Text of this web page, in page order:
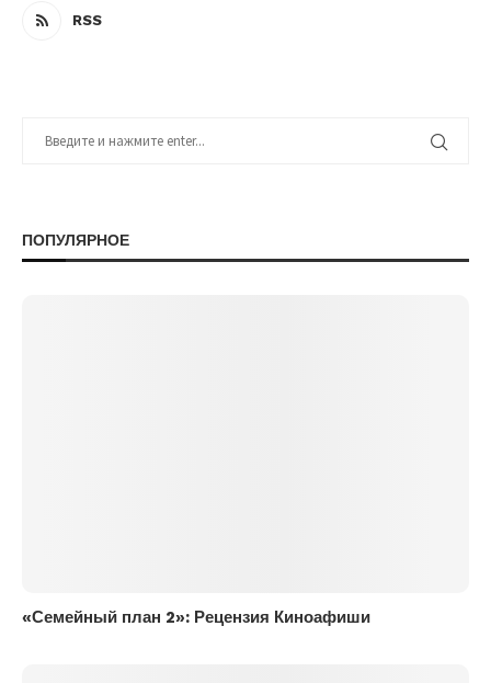
RSS
ПОПУЛЯРНОЕ
«Семейный план 2»: Рецензия Киноафиши